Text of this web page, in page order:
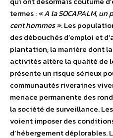
termes :« A la SOCAPALM,
cent hommes ». Les
des débouchés d’emploi et
plantation; la manière dont
activités altère la qualité de
présente un risque sérieux
communautés riveraines
menace permanente des
la société de surveillance.
voient imposer des
d’hébergement déplorables.